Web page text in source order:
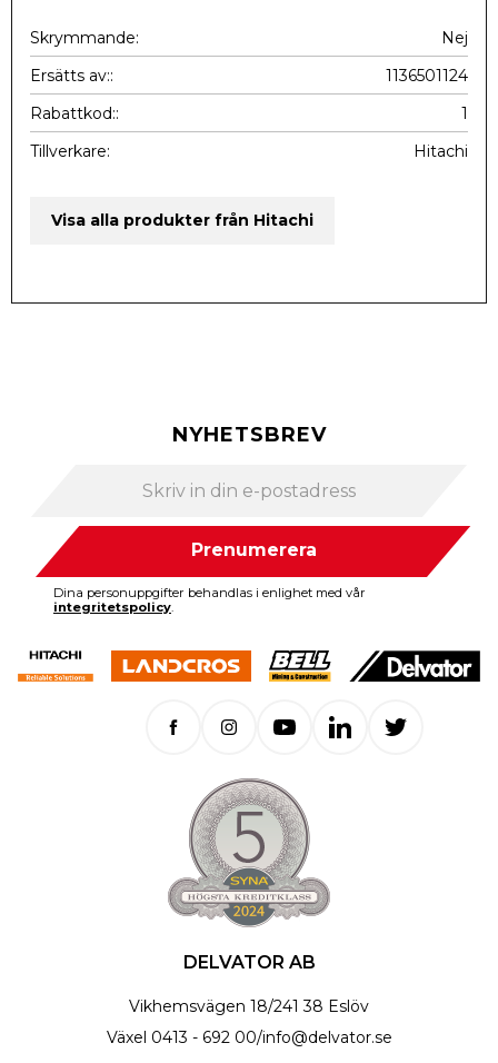
Skrymmande
Nej
Ersätts av:
1136501124
Rabattkod:
1
Tillverkare
Hitachi
Visa alla produkter från Hitachi
NYHETSBREV
Prenumerera
Dina personuppgifter behandlas i enlighet med vår
integritetspolicy.
DELVATOR AB
Vikhemsvägen 18/241 38 Eslöv
Växel 0413 - 692 00/info@delvator.se